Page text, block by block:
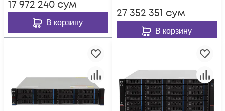
17 972 240 сум
В корзину
27 352 351 сум
В корзину